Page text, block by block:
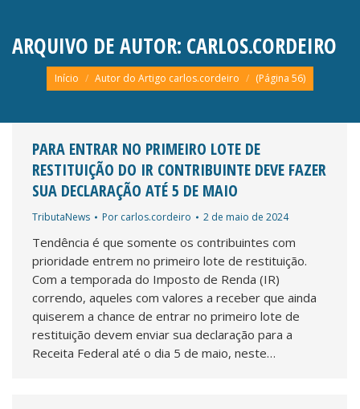
ARQUIVO DE AUTOR: CARLOS.CORDEIRO
Você está aqui:
Início Autor do Artigo carlos.cordeiro (Página 56)
PARA ENTRAR NO PRIMEIRO LOTE DE
RESTITUIÇÃO DO IR CONTRIBUINTE DEVE FAZER
SUA DECLARAÇÃO ATÉ 5 DE MAIO
TributaNews Por carlos.cordeiro 2 de maio de 2024
Tendência é que somente os contribuintes com
prioridade entrem no primeiro lote de restituição.
Com a temporada do Imposto de Renda (IR)
correndo, aqueles com valores a receber que ainda
quiserem a chance de entrar no primeiro lote de
restituição devem enviar sua declaração para a
Receita Federal até o dia 5 de maio, neste…